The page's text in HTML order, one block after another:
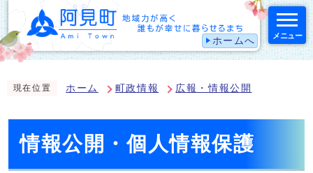
ホームへ メニュー
現在位置 ホーム 町政情報 広報・情報公開
情報公開・個人情報保護